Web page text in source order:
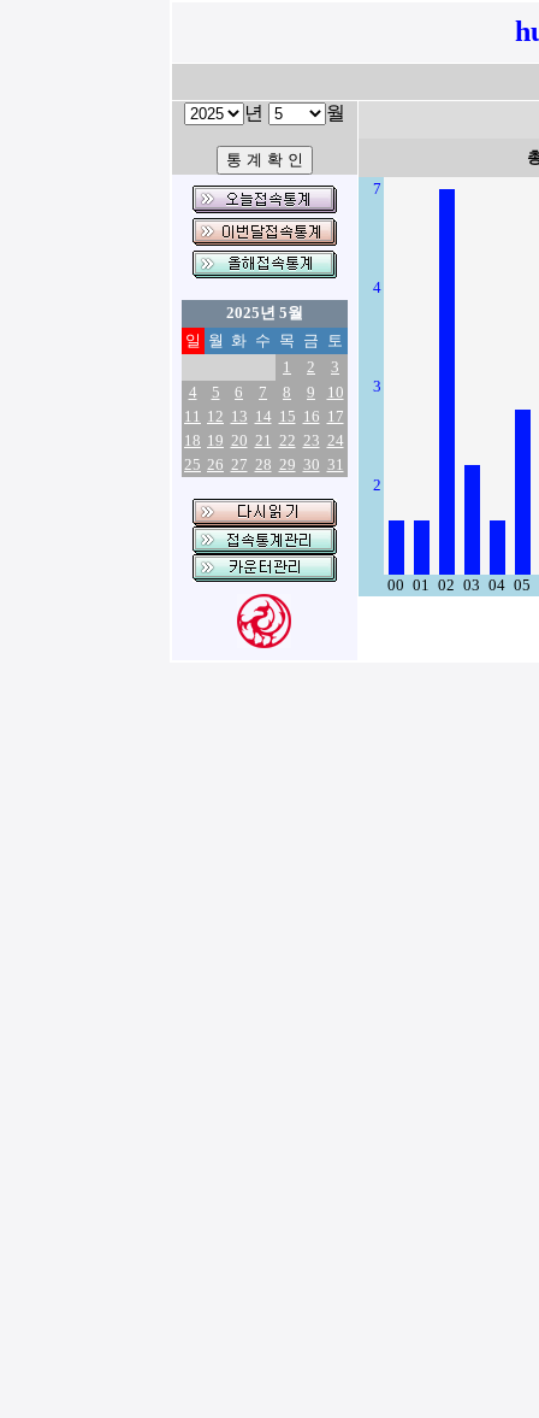
년 월
2025년 5월
일 월 화 수 목 금 토
1
2
3
4
5 6 7 8 9
10
11 12 13 14 15 16 17
18 19 20 21 22 23 24
25 26 27 28 29 30 31
7
4
3
2
00 01 02 03 04 05